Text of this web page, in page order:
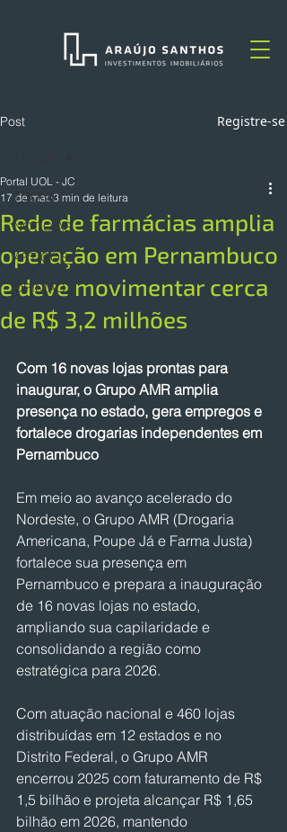
Post Registre-se
TODOS
NOTÍCIAS
ARTIGOS
OPINIÃO
Rede de farmácias amplia
operação em Pernambuco
e deve movimentar cerca
de R$ 3,2 milhões
Portal UOL - JC
17 de mar. 3 min de leitura
Com 16 novas lojas prontas para
inaugurar, o Grupo AMR amplia
presença no estado, gera empregos e
fortalece drogarias independentes em
Pernambuco
Em meio ao avanço acelerado do
Nordeste, o Grupo AMR (Drogaria
Americana, Poupe Já e Farma Justa)
fortalece sua presença em
Pernambuco e prepara a inauguração
de 16 novas lojas no estado,
ampliando sua capilaridade e
consolidando a região como
estratégica para 2026.
Com atuação nacional e 460 lojas
distribuídas em 12 estados e no
Distrito Federal, o Grupo AMR
encerrou 2025 com faturamento de R$
1,5 bilhão e projeta alcançar R$ 1,65
bilhão em 2026, mantendo